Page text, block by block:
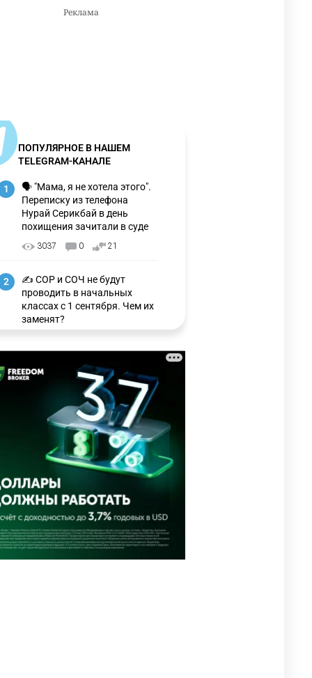
ПОПУЛЯРНОЕ В НАШЕМ
TELEGRAM-КАНАЛЕ
1
🗣 "Мама, я не хотела этого".
Переписку из телефона
Нурай Серикбай в день
похищения зачитали в суде
3037 0 21
2
✍️ СОР и СОЧ не будут
проводить в начальных
классах с 1 сентября. Чем их
заменят?
3
🗣 Мужчина сказал тост на
свадьбе и заработал
уголовное дело
2937 11 88
⚠️ Доброе утро, друзья!
Предлагаем обзор главных
новостей за 4 августа
2741 0 1
5
🗣Глава государства
направил телеграмму
соболезнования родным и